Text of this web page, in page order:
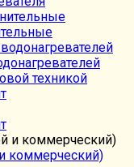
техникой
коммерческий)